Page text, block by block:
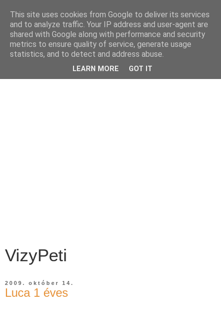
VizyPeti
2009. október 14.
Luca 1 éves
This site uses cookies from Google to deliver its services
and to analyze traffic. Your IP address and user-agent are
shared with Google along with performance and security
metrics to ensure quality of service, generate usage
statistics, and to detect and address abuse.
LEARN MORE GOT IT